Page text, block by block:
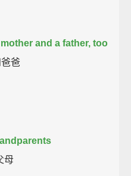
and a father, too
爸
母